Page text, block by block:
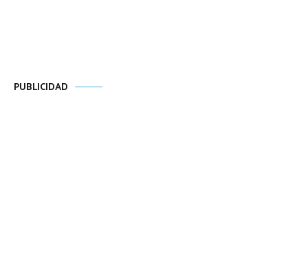
PUBLICIDAD